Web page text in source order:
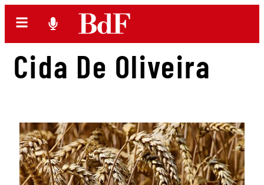
Cida De Oliveira